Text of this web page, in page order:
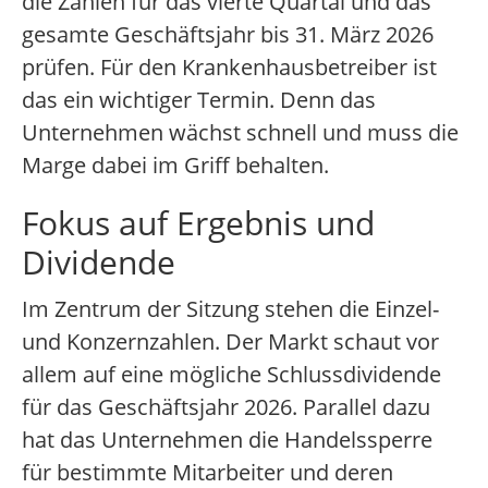
gesamte Geschäftsjahr bis 31. März 2026
prüfen. Für den Krankenhausbetreiber ist
das ein wichtiger Termin. Denn das
Unternehmen wächst schnell und muss die
Marge dabei im Griff behalten.
Fokus auf Ergebnis und
Dividende
Im Zentrum der Sitzung stehen die Einzel-
und Konzernzahlen. Der Markt schaut vor
allem auf eine mögliche Schlussdividende
für das Geschäftsjahr 2026. Parallel dazu
hat das Unternehmen die Handelssperre
für bestimmte Mitarbeiter und deren